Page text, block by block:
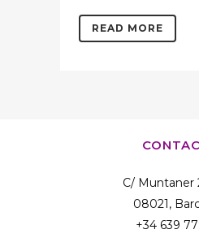
READ MORE
C/ Muntaner
08021,
+34 639